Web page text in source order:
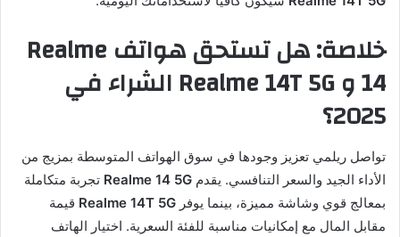
خلاصة: هل تستحق هواتف Realme
14 و Realme 14T 5G الشراء في
2025؟
تواصل ريلمي تعزيز وجودها في سوق الهواتف المتوسطة بمزيج من
الأداء الجيد والسعر التنافسي. يقدم Realme 14 5G تجربة متكاملة
بمعالج قوي وشاشة مميزة، بينما يوفر Realme 14T 5G قيمة
مقابل المال مع إمكانيات مناسبة للفئة السعرية. اختيار الهاتف